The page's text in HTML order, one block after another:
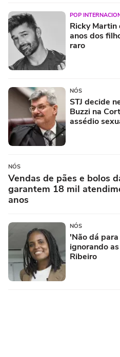
POP
Ricky Martin
anos dos
raro
NÓS
STJ decide
Buzzi na
assédio
NÓS
Vendas de pães e bolos
garantem 18 mil
anos
NÓS
'Não dá
ignorando
Ribeiro